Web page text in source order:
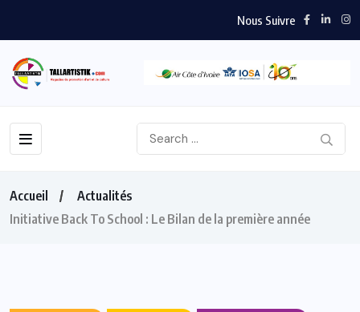
Nous Suivre
Accueil
Actualités
Initiative Back To School : Le Bilan de la première année